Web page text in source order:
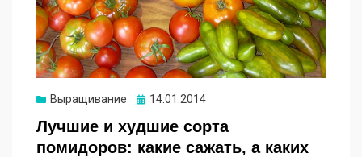
Выращивание Опубликовано
14.01.2014
Лучшие и худшие сорта
помидоров: какие сажать, а каких